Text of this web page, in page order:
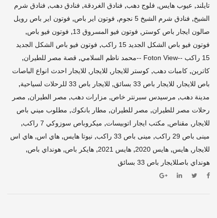
تايلند, عيوب هايس, فلوج دهب, فنادق الغردقة, فنادق دهب, فنادق شرم
الشيخ, فنادق شرم الشيخ 5 نجوم , فوتون اير باص, فوتون اير باص رويل
صالون ايجار باص كوستر , فوتون فيو المسروق 13 , فوتون فيو باص,
فوتون فيو باص الشكل الجديد 15 راكب , فوتون فيو باص الشكل الجديد
15 راكب --Foton View --محمد ناظم السلامي
, قصة مصر للطيران,
كاترين, كامبات دهب, كوستر للايجار , للايجار , للايجار احدث انواع الباصات
باص للايجار , للايجار باص 33 بسائق , للايجار باص 33 للرحلات لسياحية ,
مدينة دهب, مرسيدس سبرنتر خاص, مزارات دهب, مصر الطيران, مصر
رحلات مصر للطيران, مصر للطيران, مطار بانكوك, مطلوب ميني باص
للايجار , مقناص, مكتب ايجار اتوبيسات, ميكروباص سوزوكي 7 راكب ,
مينى باص 29 راكب , مينى باص 33 راكب , نيوتا هايس, هاي اس, هاي اس
للايجار , هايس, هايس 2020 , هايس 2021 , هايكر باص, هونداي باص,
هونداي باصللايجار باص 33 بسائق